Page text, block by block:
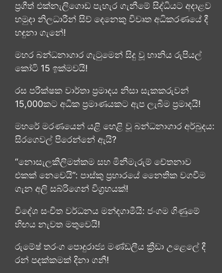
ප්‍රගීත් එක්නැලිගොඩ පැහැර ගැනීමේ සිද්ධියට අදාළව
හමුදා නිලධාරීන් සිව් දෙනෙකු විවෘත අධි­ක­ර­ණ­යේ දී
හඳුනා ගැනේ!
මහර බන්ධනාගාර ගැටුමෙන් සිදු වූ හානිය රුපියල්
කෝටි 15 ඉක්මවයි!
රස පරීක්ෂක වාර්තා ප්‍රමාදය නිසා සැකකරුවන්
15,000කට අධික ප්‍රමාණයකට ඇප ලැබීම ප්‍රමාදයි!
මහරේ මරණයෙන් යළි හෙළි වූ බන්ධනාගාර අර්බුදය:
සිරගෙවල් පිරෙන්නේ ඇයි?
“නොසැලකිලිමත්කම සහ මිනීමැරුම් චේතනාව
එකක් නෙවෙයි”: පාස්කු ප්‍රහාරයේ නෛතික වගවීම
ගැන අලි සබ්රිගෙන් විග්‍රහයක්!
විදේශ සංචිත වර්ධනය මන්දගාමීයි: ජංගම ගිණුමේ
හිඟය නැවත මතුවෙයි!
රුමේෂ් තරංග පොදුරාජ්‍ය මණ්ඩලීය ක්‍රීඩා උළෙලේ දී
රන් පදක්කමක් දිනා ගනී!